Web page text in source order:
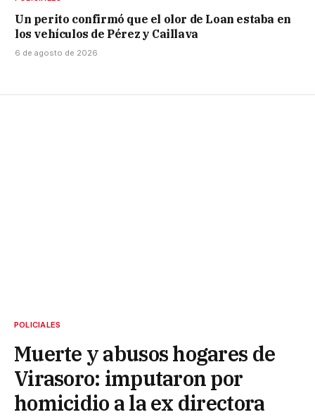
Un perito confirmó que el olor de Loan estaba en
los vehículos de Pérez y Caillava
6 de agosto de 2026
POLICIALES
Muerte y abusos hogares de
Virasoro: imputaron por
homicidio a la ex directora